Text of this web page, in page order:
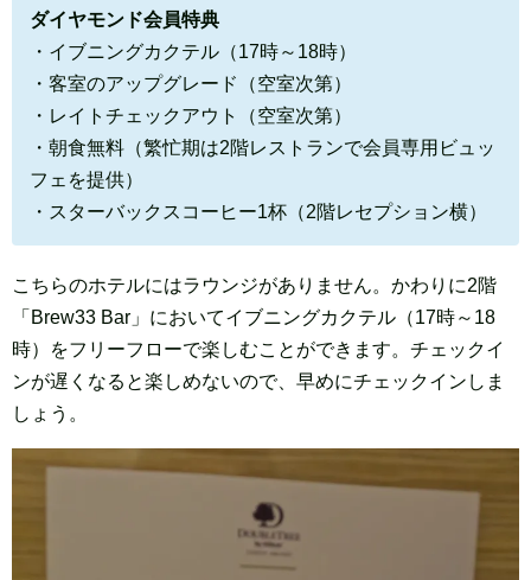
ダイヤモンド会員特典
・イブニングカクテル（17時～18時）
・客室のアップグレード（空室次第）
・レイトチェックアウト（空室次第）
・朝食無料（繁忙期は2階レストランで会員専用ビュッ
フェを提供）
・スターバックスコーヒー1杯（2階レセプション横）
こちらのホテルにはラウンジがありません。かわりに2階
「Brew33 Bar」においてイブニングカクテル（17時～18
時）をフリーフローで楽しむことができます。チェックイ
ンが遅くなると楽しめないので、早めにチェックインしま
しょう。